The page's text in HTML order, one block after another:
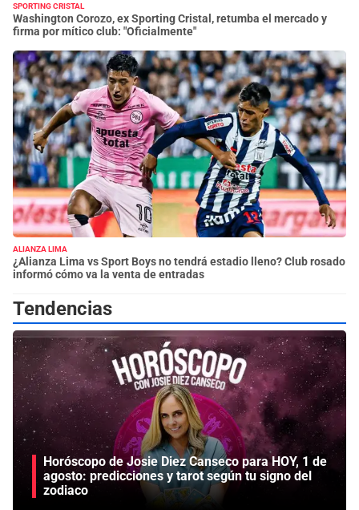
SPORTING CRISTAL
Washington Corozo, ex Sporting Cristal, retumba el mercado y
firma por mítico club: "Oficialmente"
ALIANZA LIMA
¿Alianza Lima vs Sport Boys no tendrá estadio lleno? Club rosado
informó cómo va la venta de entradas
Tendencias
Horóscopo de Josie Diez Canseco para HOY, 1 de
agosto: predicciones y tarot según tu signo del
zodiaco